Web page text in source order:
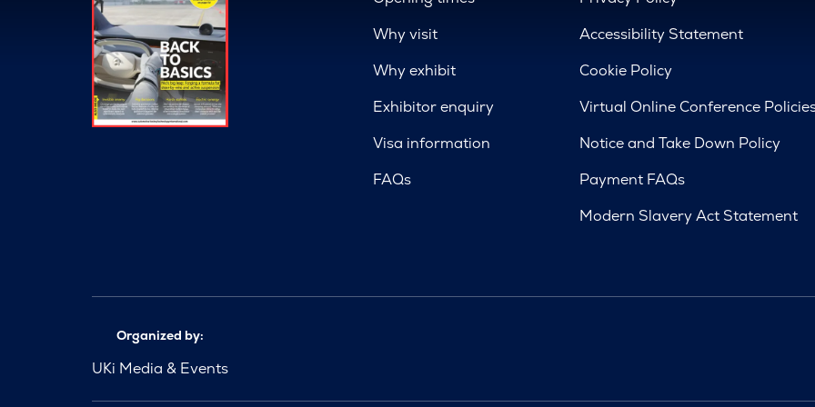
Why visit
Why exhibit
Exhibitor enquiry
Visa information
FAQs
Accessibility Statement
Cookie Policy
Virtual Online Conference
Notice and Take Down Policy
Payment FAQs
Modern Slavery Act Statement
Organized by:
UKi Media & Events